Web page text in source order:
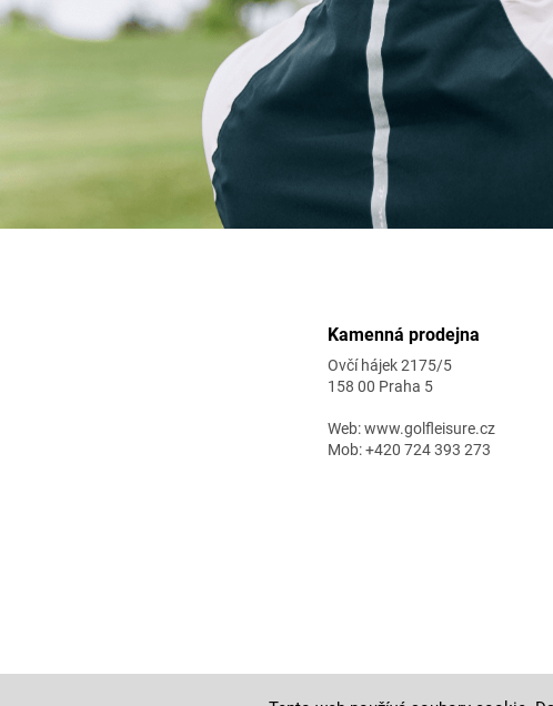
Kamenná prodejna
Ovčí hájek 2175/5
158 00 Praha 5
Web: www.golfleisure.cz
Mob: +420 724 393 273
. Všechna práva vyhrazena.